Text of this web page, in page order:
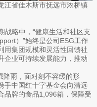
江省佳木斯市抚远市浓桥镇
战略中，“健康生活和社区支
）”始终是公司ESG工作
用集团规模和灵活性回馈社
企业可持续发展能力，推动
降雨，面对刻不容缓的形
手中国红十字基金会向清远
品牌的食品1,096箱，保障受